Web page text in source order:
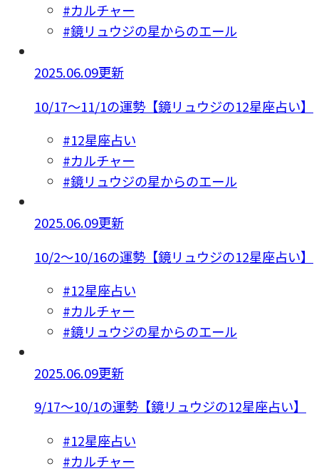
#カルチャー
#鏡リュウジの星からのエール
2025.06.09更新
10/17～11/1の運勢【鏡リュウジの12星座占い】
#12星座占い
#カルチャー
#鏡リュウジの星からのエール
2025.06.09更新
10/2～10/16の運勢【鏡リュウジの12星座占い】
#12星座占い
#カルチャー
#鏡リュウジの星からのエール
2025.06.09更新
9/17～10/1の運勢【鏡リュウジの12星座占い】
#12星座占い
#カルチャー